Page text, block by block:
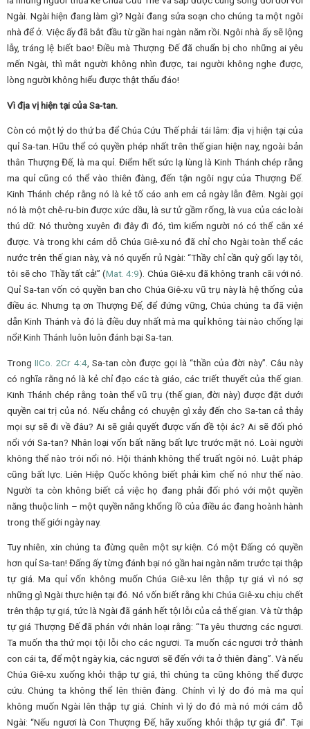
Ngài. Ngài hiện đang làm gì? Ngài đang sửa soạn cho chúng ta một ngôi
nhà để ở. Việc ấy đã bắt đầu từ gần hai ngàn năm rồi. Ngôi nhà ấy sẽ lộng
lẫy, tráng lệ biết bao! Điều mà Thượng Đế đã chuẩn bị cho những ai yêu
mến Ngài, thì mắt người không nhìn được, tai người không nghe được,
lòng người không hiểu được thật thấu đáo!
Vì địa vị hiện tại của Sa-tan.
Còn có một lý do thứ ba để Chúa Cứu Thế phải tái lâm: địa vị hiện tại của
quỉ Sa-tan. Hữu thể có quyền phép nhất trên thế gian hiện nay, ngoài bản
thân Thượng Đế, là ma quỉ. Điểm hết sức lạ lùng là Kinh Thánh chép rằng
ma quỉ cũng có thể vào thiên đàng, đến tận ngôi ngự của Thượng Đế.
Kinh Thánh chép rằng nó là kẻ tố cáo anh em cả ngày lẫn đêm. Ngài gọi
nó là một chê-ru-bin được xức dầu, là sư tử gầm rống, là vua của các loài
thú dữ. Nó thường xuyên đi đây đi đó, tìm kiếm người nó có thể cắn xé
được. Và trong khi cám dỗ Chúa Giê-xu nó đã chỉ cho Ngài toàn thể các
nước trên thế gian này, và nó quyến rủ Ngài: “Thầy chỉ cần quỳ gối lạy tôi,
tôi sẽ cho Thầy tất cả!” (Mat. 4:9). Chúa Giê-xu đã không tranh cãi với nó.
Quỉ Sa-tan vốn có quyền ban cho Chúa Giê-xu vũ trụ này là hệ thống của
điều ác. Nhưng tạ ơn Thượng Đế, để đứng vững, Chúa chúng ta đã viện
dẫn Kinh Thánh và đó là điều duy nhất mà ma quỉ không tài nào chống lại
nổi! Kinh Thánh luôn luôn đánh bại Sa-tan.
TrongIICo. 2Cr 4:4, Sa-tan còn được gọi là “thần của đời này”. Câu này
có nghĩa rằng nó là kẻ chỉ đạo các tà giáo, các triết thuyết của thế gian.
Kinh Thánh chép rằng toàn thể vũ trụ (thế gian, đời này) được đặt dưới
quyền cai trị của nó. Nếu chẳng có chuyện gì xảy đến cho Sa-tan cả thảy
mọi sự sẽ đi về đâu? Ai sẽ giải quyết được vấn đề tội ác? Ai sẽ đối phó
nổi với Sa-tan? Nhân loại vốn bất năng bất lực trước mặt nó. Loài người
không thể nào trói nổi nó. Hội thánh không thể truất ngôi nó. Luật pháp
cũng bất lực. Liên Hiệp Quốc không biết phải kìm chế nó như thế nào.
Người ta còn không biết cả việc họ đang phải đối phó với một quyền
năng thuộc linh – một quyền năng khổng lồ của điều ác đang hoành hành
trong thế giới ngày nay.
Tuy nhiên, xin chúng ta đừng quên một sự kiện. Có một Đấng có quyền
hơn quỉ Sa-tan! Đấng ấy từng đánh bại nó gần hai ngàn năm trước tại thập
tự giá. Ma quỉ vốn không muốn Chúa Giê-xu lên thập tự giá vì nó sợ
những gì Ngài thực hiện tại đó. Nó vốn biết rằng khi Chúa Giê-xu chịu chết
trên thập tự giá, tức là Ngài đã gánh hết tội lỗi của cả thế gian. Và từ thập
tự giá Thượng Đế đã phán với nhân loại rằng: “Ta yêu thương các ngươi.
Ta muốn tha thứ mọi tội lỗi cho các ngươi. Ta muốn các ngươi trở thành
con cái ta, để một ngày kia, các ngươi sẽ đến với ta ở thiên đàng”. Và nếu
Chúa Giê-xu xuống khỏi thập tự giá, thì chúng ta cũng không thể được
cứu. Chúng ta không thể lên thiên đàng. Chính vì lý do đó mà ma quỉ
không muốn Ngài lên thập tự giá. Chính vì lý do đó mà nó mới cám dỗ
Ngài: “Nếu ngươi là Con Thượng Đế, hãy xuống khỏi thập tự giá đi”. Tại